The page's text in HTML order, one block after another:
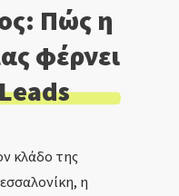
Πώς η
φέρνει
κλάδο της
η